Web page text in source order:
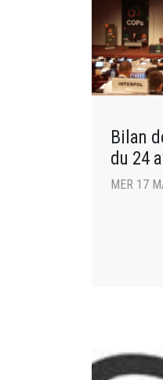
Bilan
du 24
MER 17